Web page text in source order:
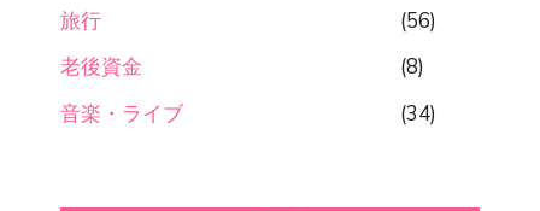
旅行
(56)
老後資金
(8)
音楽・ライブ
(34)